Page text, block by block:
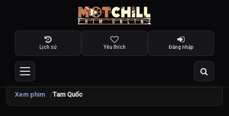
Lịch sử Yêu thích Đăng nhập
Xem phim Tam Quốc